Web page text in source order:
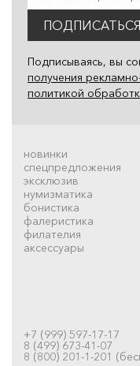
ПОДПИСАТЬСЯ
Подписываясь, вы
получения
политикой
новинки
спецпредложения
эксклюзив
нумизматика
бонистика
фалеристика
филателия
аксессуары
+7 (999) 597-17-17
8 (499) 673-41-07
8 (800) 201-1-201